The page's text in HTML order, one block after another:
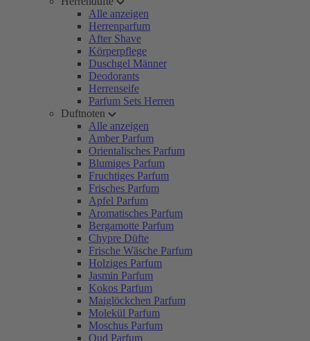
Alle anzeigen
Herrenparfum
After Shave
Körperpflege
Duschgel Männer
Deodorants
Herrenseife
Parfum Sets Herren
Duftnoten
Alle anzeigen
Amber Parfum
Orientalisches Parfum
Blumiges Parfum
Fruchtiges Parfum
Frisches Parfum
Apfel Parfum
Aromatisches Parfum
Bergamotte Parfum
Chypre Düfte
Frische Wäsche Parfum
Holziges Parfum
Jasmin Parfum
Kokos Parfum
Maiglöckchen Parfum
Molekül Parfum
Moschus Parfum
Oud Parfum